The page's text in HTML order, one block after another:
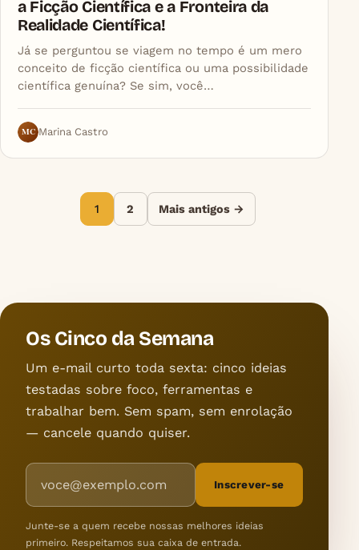
a Ficção Científica e a Fronteira da
Realidade Científica!
Já se perguntou se viagem no tempo é um mero
conceito de ficção científica ou uma possibilidade
científica genuína? Se sim, você…
MC Marina Castro
Paginação de posts
1 2 Mais antigos →
Os Cinco da Semana
Um e-mail curto toda sexta: cinco ideias
testadas sobre foco, ferramentas e
trabalhar bem. Sem spam, sem enrolação
— cancele quando quiser.
Endereço de e-mail
Inscrever-se
Junte-se a quem recebe nossas melhores ideias
primeiro. Respeitamos sua caixa de entrada.